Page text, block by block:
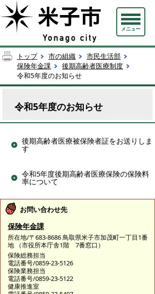
メニュー
トップ 市の組織
市民生活部
保険年金課
後期高齢者医療制度
令和5年度のお知らせ
令和5年度のお知らせ
後期高齢者医療被保険者証をお送りしま
す
令和5年度後期高齢者医療保険の保険料
率について
お問い合わせ先
保険年金課
所在地/〒683-8686 鳥取県米子市加茂町一丁目1番
地 （市役所本庁舎1階 7番窓口）
保険総務担当
電話番号/0859-23-5126
保険業務担当
電話番号/0859-23-5122
健康推進室